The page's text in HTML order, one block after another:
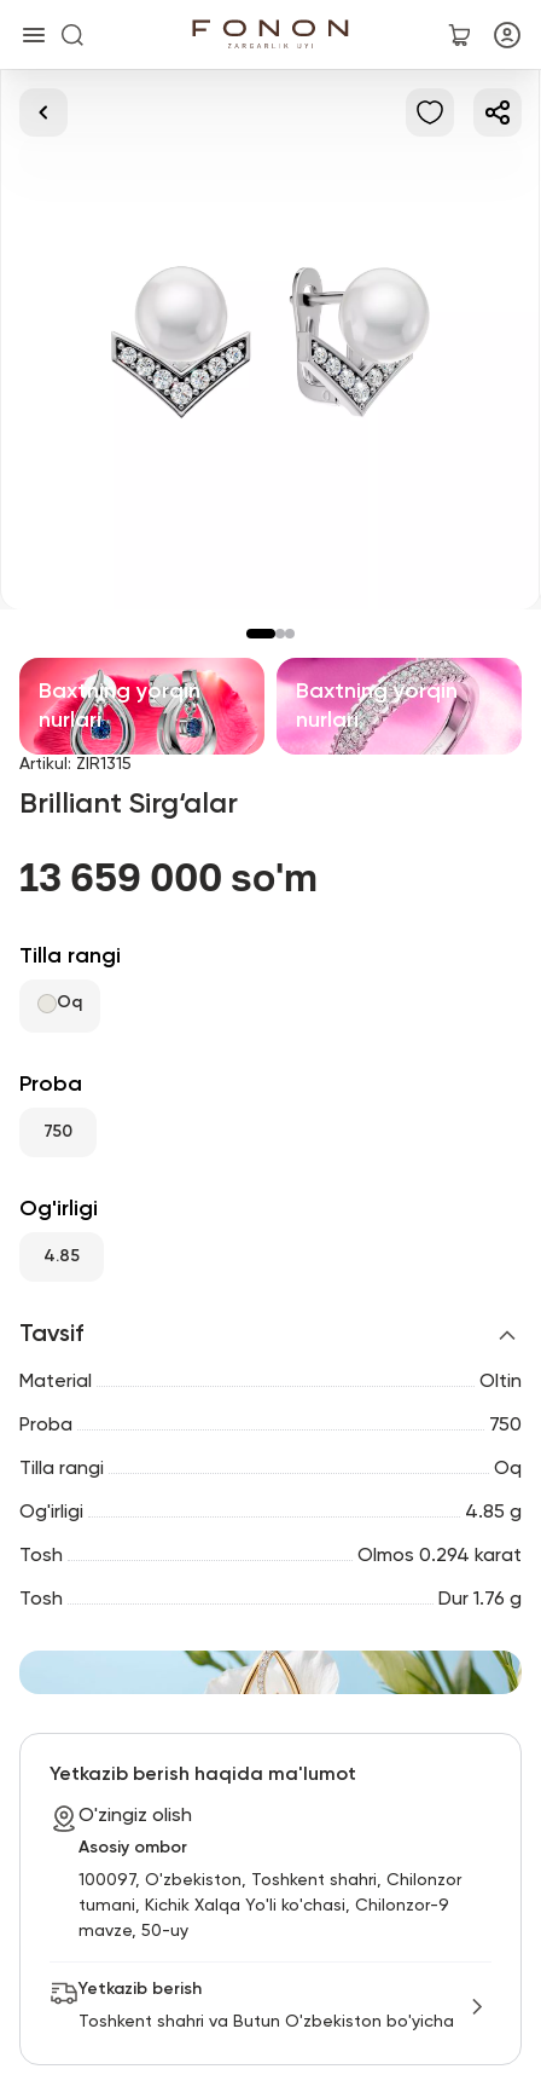
Asosiy
Bilaguzuklar
Aksessuarlar
Barcha
Biz haqimizda
Do'kon topish
Sevimli
+998 71 205 22 22
Baxtning yorqin
nurlari
Baxtning yorqin
nurlari
Artikul : ZIR1315
Brilliant Sirg‘alar
13 659 000 so'm
Tilla rangi
Oq
Proba
750
Og'irligi
4.85
Tavsif
Material Oltin
Proba 750
Tilla rangi Oq
Og'irligi 4.85 g
Tosh Olmos 0.294 karat
Tosh Dur 1.76 g
Yetkazib berish haqida ma'lumot
O'zingiz olish
Asosiy ombor
100097, O'zbekiston, Toshkent shahri, Chilonzor
tumani, Kichik Xalqa Yo'li ko'chasi, Chilonzor-9
mavze, 50-uy
Yetkazib berish
Toshkent shahri va Butun O'zbekiston bo'yicha